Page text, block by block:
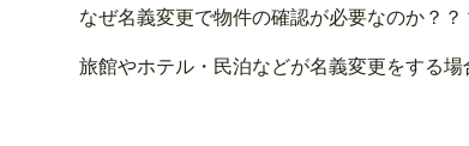
なぜ名義変更で物件の確認が必要なのか？？
旅館やホテル・民泊などが名義変更をする